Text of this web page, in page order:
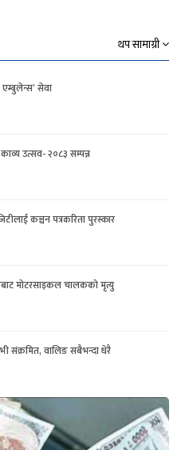
थप सामाग्री
सेवा
काव्य उत्सव- २०८३ सम्पन्न
कञ्चन पत्रकरिता पुरस्कार
मोटरसाइकल चालकको मृत्यु
संक्रमित, वालिङ सबैभन्दा धेरै